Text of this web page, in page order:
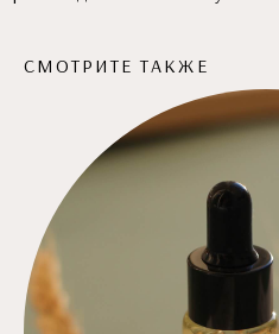
СМОТРИТЕ ТАКЖЕ